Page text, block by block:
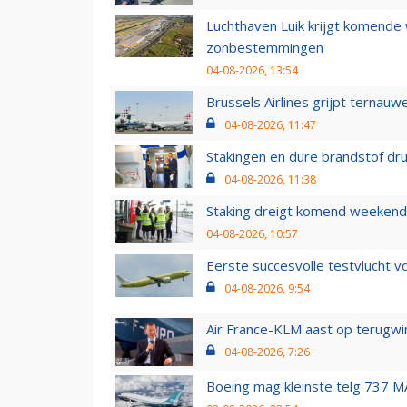
Luchthaven Luik krijgt
zonbestemmingen
04-08-2026, 13:54
Brussels Airlines grijpt
04-08-2026, 11:47
Stakingen en dure brandstof
04-08-2026, 11:38
Staking dreigt komend
04-08-2026, 10:57
Eerste succesvolle testvlucht
04-08-2026, 9:54
Air France-KLM aast op
04-08-2026, 7:26
Boeing mag kleinste telg 737